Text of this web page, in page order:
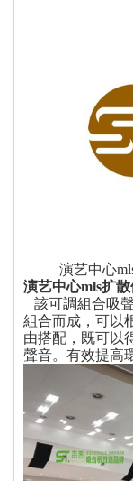
演艺中心
演艺中心mls扩散
該可調組合吸
組合而成，可以
由搭配，既可以
聲音。有效提高